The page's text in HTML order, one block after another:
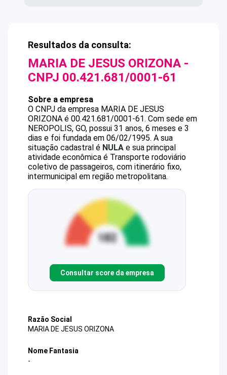
Resultados da consulta:
MARIA DE JESUS ORIZONA -
CNPJ 00.421.681/0001-61
Sobre a empresa
O CNPJ da empresa MARIA DE JESUS
ORIZONA é 00.421.681/0001-61. Com sede em
NEROPOLIS, GO, possui 31 anos, 6 meses e 3
dias e foi fundada em 06/02/1995. A sua
situação cadastral é NULA e sua principal
atividade econômica é Transporte rodoviário
coletivo de passageiros, com itinerário fixo,
intermunicipal em região metropolitana.
Consultar score da empresa
Razão Social
MARIA DE JESUS ORIZONA
Nome Fantasia
-